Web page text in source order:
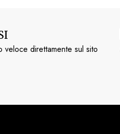
veloce direttamente sul sito